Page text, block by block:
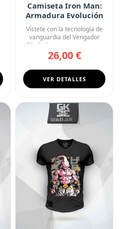
Camiseta Iron Man:
Armadura Evolución
Vístete con la tecnología de
vanguardia del Vengador
Blindado con esta camise...
26,00 €
VER DETALLES